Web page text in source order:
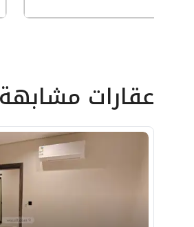
عقارات مشابهة